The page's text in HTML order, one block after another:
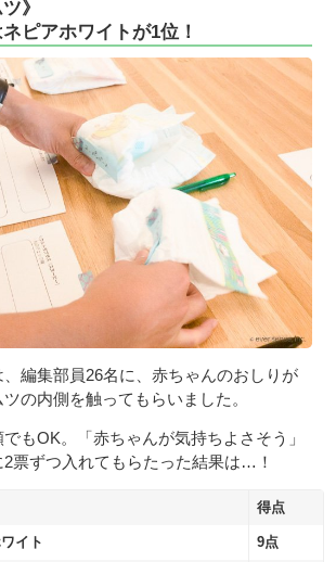
》
ピアホワイトが1位！
編集部員26名に、赤ちゃんのおしりが
の内側を触ってもらいました。
もOK。「赤ちゃんが気持ちよさそう」
2票ずつ入れてもらたった結果は…！
得点
イト 9点